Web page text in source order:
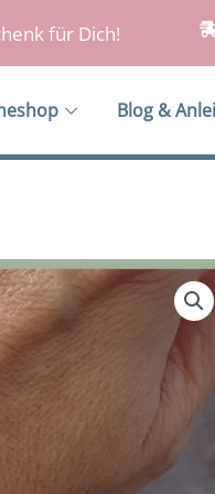
für Dich!
Blog &